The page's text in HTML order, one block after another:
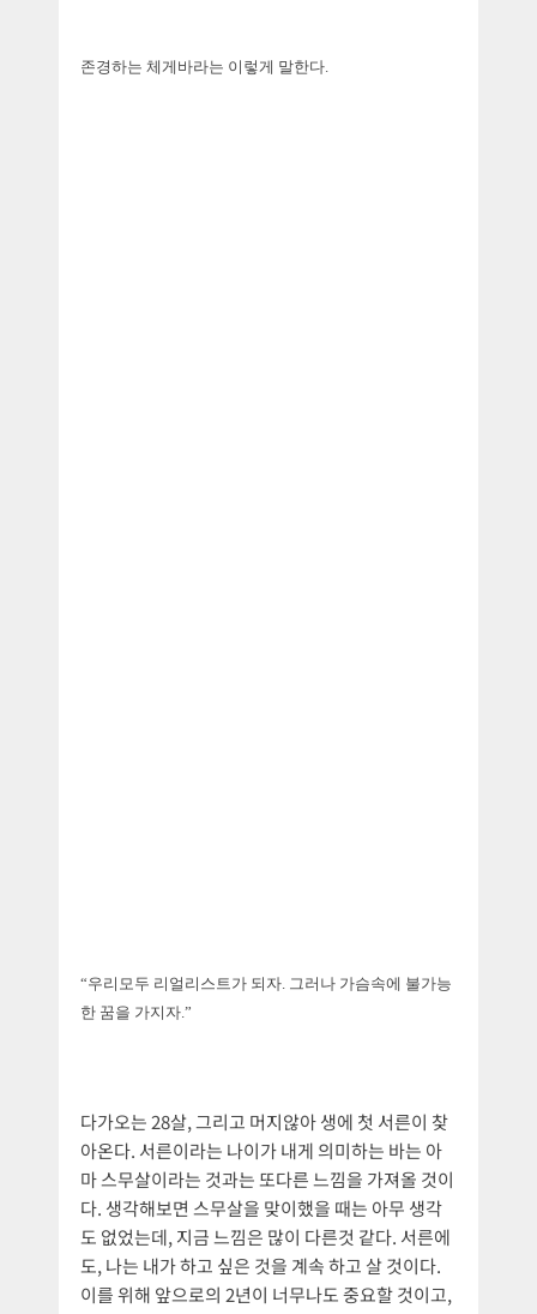
존경하는 체게바라는 이렇게 말한다.
“우리모두 리얼리스트가 되자. 그러나 가슴속에 불가능
한 꿈을 가지자.”
다가오는 28살, 그리고 머지않아 생에 첫 서른이 찾
아온다. 서른이라는 나이가 내게 의미하는 바는 아
마 스무살이라는 것과는 또다른 느낌을 가져올 것이
다. 생각해보면 스무살을 맞이했을 때는 아무 생각
도 없었는데, 지금 느낌은 많이 다른것 같다. 서른에
도, 나는 내가 하고 싶은 것을 계속 하고 살 것이다.
이를 위해 앞으로의 2년이 너무나도 중요할 것이고,